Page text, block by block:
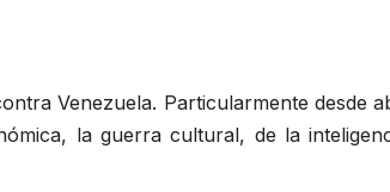
Venezuela. Particularmente desde
la guerra cultural, de la